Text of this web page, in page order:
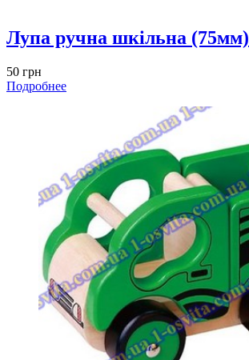
Лупа ручна шкільна (75мм)
50 грн
Подробнее